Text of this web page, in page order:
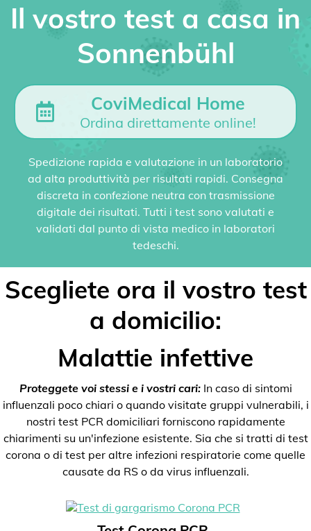
Il vostro test a casa in
Sonnenbühl
CoviMedical Home
Ordina direttamente online!
Spedizione rapida e valutazione in un laboratorio
ad alta produttività per risultati rapidi. Consegna
discreta in confezione neutra con trasmissione
digitale dei risultati. Tutti i test sono valutati e
validati dal punto di vista medico in laboratori
tedeschi.
Scegliete ora il vostro test
a domicilio:
Malattie infettive
Proteggete voi stessi e i vostri cari:In caso di sintomi
influenzali poco chiari o quando visitate gruppi vulnerabili, i
nostri test PCR domiciliari forniscono rapidamente
chiarimenti su un'infezione esistente. Sia che si tratti di test
corona o di test per altre infezioni respiratorie come quelle
causate da RS o da virus influenzali.